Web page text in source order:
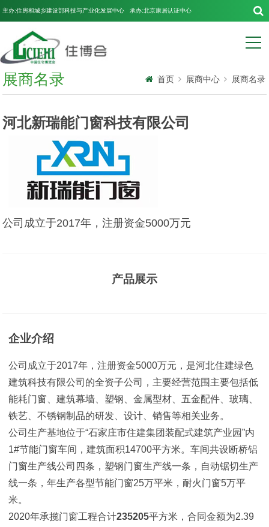
主办:住房和城乡建设部科技与产业化发展中心 承办:北京康居认证中心
展商名录 首页 展商中心 展商名录
河北新瑞能门窗科技有限公司
公司成立于2017年，注册资金5000万元
产品展示
企业介绍
公司成立于2017年，注册资金5000万元，是河北住建绿色
建筑科技有限公司的全资子公司，主要经营范围主要包括低
能耗门窗、建筑幕墙、塑钢、金属型材、五金配件、玻璃、
铁艺、不锈钢制品的研发、设计、销售等相关业务。
公司生产基地位于“石家庄市住建集团装配式建筑产业园”内
1#节能门窗车间，建筑面积14700平方米。车间共设断桥铝
门窗生产线公司四条，塑钢门窗生产线一条，自动锯切生产
线一条，年生产各型节能门窗25万平米，耐火门窗5万平
米。
2020年承揽门窗工程合计235205平方米，合同金额为2.39